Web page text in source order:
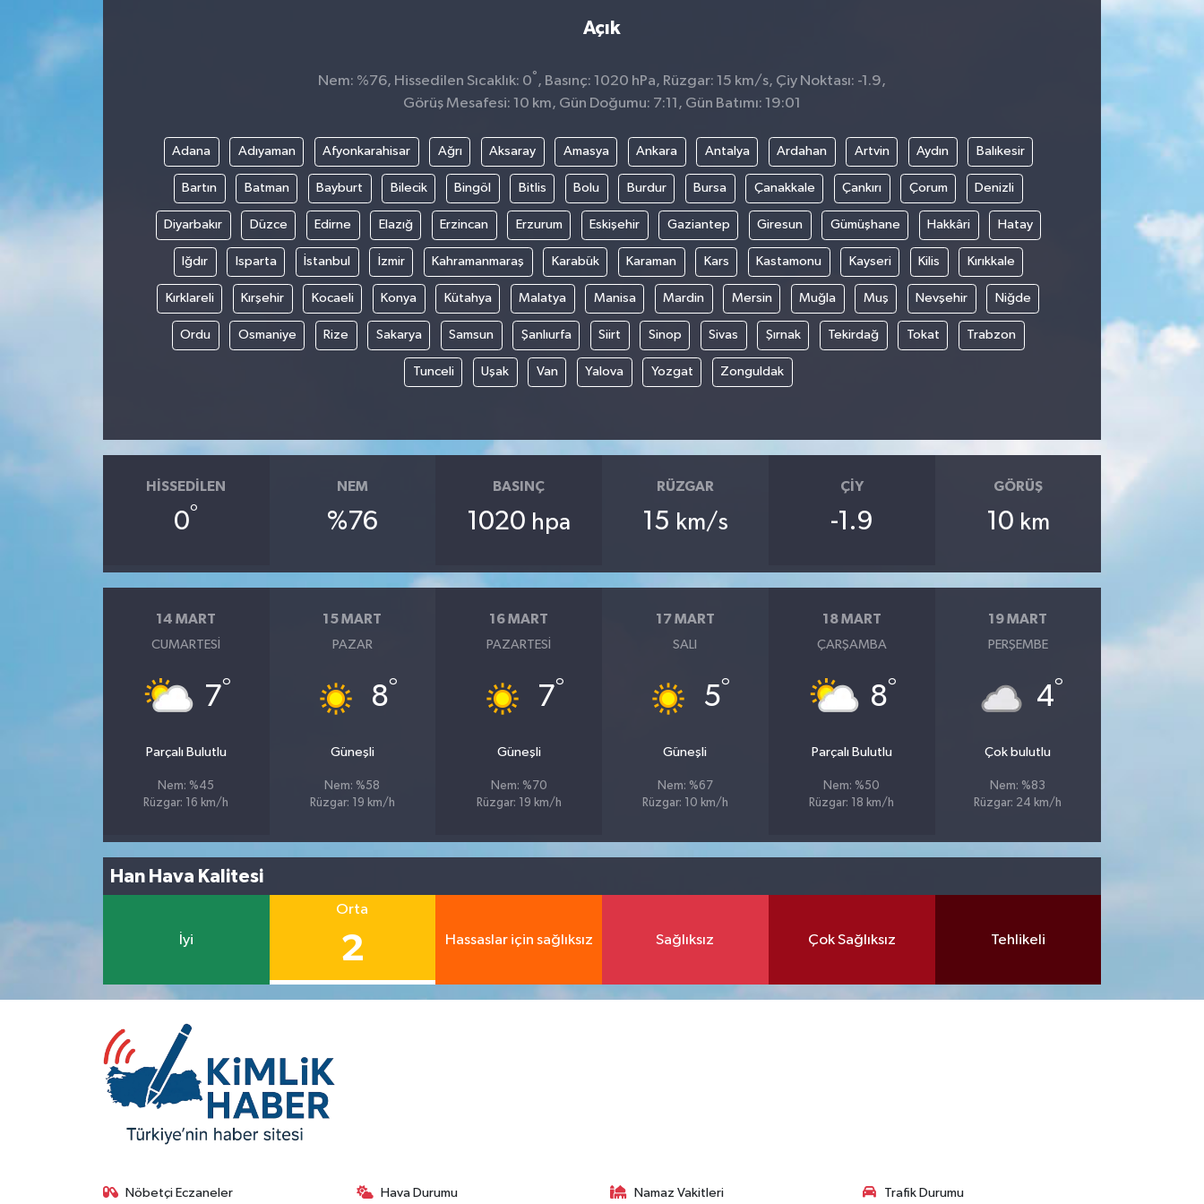
Açık
Nem: %76, Hissedilen Sıcaklık: 0° , Basınç: 1020 hPa, Rüzgar: 15 km/s, Çiy Noktası: -1.9,
Görüş Mesafesi: 10 km, Gün Doğumu: 7:11, Gün Batımı: 19:01
Adana Adıyaman Afyonkarahisar Ağrı Aksaray Amasya Ankara Antalya Ardahan Artvin Aydın Balıkesir
Bartın Batman Bayburt Bilecik Bingöl Bitlis Bolu Burdur Bursa Çanakkale Çankırı Çorum Denizli
Diyarbakır Düzce Edirne Elazığ Erzincan Erzurum Eskişehir Gaziantep Giresun Gümüşhane Hakkâri Hatay
Iğdır Isparta İstanbul İzmir Kahramanmaraş Karabük Karaman Kars Kastamonu Kayseri Kilis Kırıkkale
Kırklareli Kırşehir Kocaeli Konya Kütahya Malatya Manisa Mardin Mersin Muğla Muş Nevşehir Niğde
Ordu Osmaniye Rize Sakarya Samsun Şanlıurfa Siirt Sinop Sivas Şırnak Tekirdağ Tokat Trabzon
Tunceli Uşak Van Yalova Yozgat Zonguldak
HISSEDILEN
0°
NEM
%76
BASINÇ
1020 hpa
RÜZGAR
15 km/s
ÇIY
-1.9
GÖRÜŞ
10 km
14 MART
CUMARTESI
7°
Parçalı Bulutlu
Nem: %45
Rüzgar: 16 km/h
15 MART
PAZAR
8°
Güneşli
Nem: %58
Rüzgar: 19 km/h
16 MART
PAZARTESI
7°
Güneşli
Nem: %70
Rüzgar: 19 km/h
17 MART
SALI
5°
Güneşli
Nem: %67
Rüzgar: 10 km/h
18 MART
ÇARŞAMBA
8°
Parçalı Bulutlu
Nem: %50
Rüzgar: 18 km/h
19 MART
PERŞEMBE
4°
Çok bulutlu
Nem: %83
Rüzgar: 24 km/h
Han Hava Kalitesi
İyi
Orta
2 Hassaslar için sağlıksız Sağlıksız Çok Sağlıksız Tehlikeli
Nöbetçi Eczaneler Hava Durumu Namaz Vakitleri Trafik Durumu
Özel Haber
Teknoloji